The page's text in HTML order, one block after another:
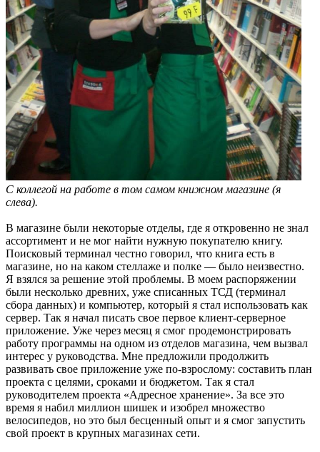
С коллегой на работе в том самом книжном магазине (я
слева).
В магазине были некоторые отделы, где я откровенно не знал
ассортимент и не мог найти нужную покупателю книгу.
Поисковый терминал честно говорил, что книга есть в
магазине, но на каком стеллаже и полке — было неизвестно.
Я взялся за решение этой проблемы. В моем распоряжении
были несколько древних, уже списанных ТСД (терминал
сбора данных) и компьютер, который я стал использовать как
сервер. Так я начал писать свое первое клиент-серверное
приложение. Уже через месяц я смог продемонстрировать
работу программы на одном из отделов магазина, чем вызвал
интерес у руководства. Мне предложили продолжить
развивать свое приложение уже по-взрослому: составить план
проекта с целями, сроками и бюджетом. Так я стал
руководителем проекта «Адресное хранение». За все это
время я набил миллион шишек и изобрел множество
велосипедов, но это был бесценный опыт и я смог запустить
свой проект в крупных магазинах сети.